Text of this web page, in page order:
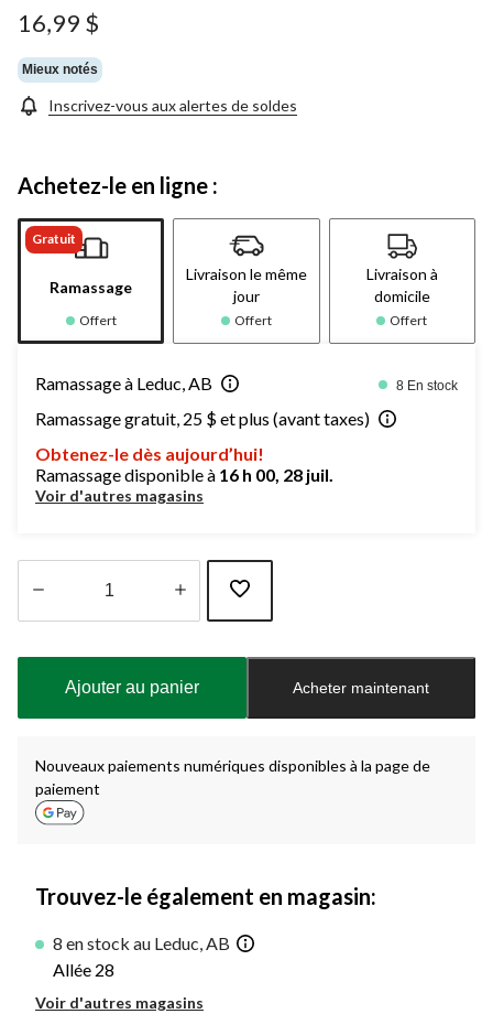
16,99 $
Mieux notés
Inscrivez-vous aux alertes de soldes
Achetez-le en ligne :
Gratuit
Ramassage
Offert
Livraison le même
jour
Offert
Livraison à
domicile
Offert
Ramassage à Leduc, AB 8 En stock
Ramassage gratuit, 25 $ et plus (avant taxes)
Obtenez-le dès aujourd’hui!
Ramassage disponible à 16 h 00, 28 juil.
Voir d'autres magasins
à
Ajouter au panier Acheter maintenant
Nouveaux paiements numériques disponibles à la page de
paiement
Trouvez-le également en magasin:
8 en stock au Leduc, AB
Allée 28
Voir d'autres magasins